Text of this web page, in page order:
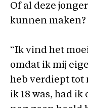
Of al deze
kunnen maken?
“Ik vind het
omdat ik mij
heb verdiept tot
ik 18 was, had